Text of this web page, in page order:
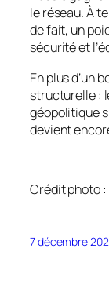
le réseau. À
de fait, un
sécurité et
En plus d’un
structurelle :
géopolitique
devient
Crédit photo :
7 décembre